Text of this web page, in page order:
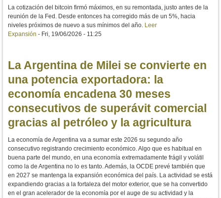
La cotización del bitcoin firmó máximos, en su remontada, justo antes de la
reunión de la Fed. Desde entonces ha corregido más de un 5%, hacia
niveles próximos de nuevo a sus mínimos del año. Leer
Expansión - Fri, 19/06/2026 - 11:25
La Argentina de Milei se convierte en
una potencia exportadora: la
economía encadena 30 meses
consecutivos de superávit comercial
gracias al petróleo y la agricultura
La economía de Argentina va a sumar este 2026 su segundo año
consecutivo registrando crecimiento económico. Algo que es habitual en
buena parte del mundo, en una economía extremadamente frágil y volátil
como la de Argentina no lo es tanto. Además, la OCDE prevé también que
en 2027 se mantenga la expansión económica del país. La actividad se está
expandiendo gracias a la fortaleza del motor exterior, que se ha convertido
en el gran acelerador de la economía por el auge de su actividad y la